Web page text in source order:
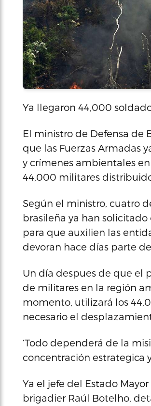
Ya llegaron 44,000
El ministro de Defensa de
que las Fuerzas Armadas
y crímenes ambientales
44,000 militares
Según el ministro, cuatro
brasileña ya han
para que auxilien las
devoran hace días parte
Un día despues de que el
de militares en la región
momento, utilizará los
necesario el
‘Todo dependerá de la
concentración estrategica
Ya el jefe del Estado
brigadier Raúl Botelho,